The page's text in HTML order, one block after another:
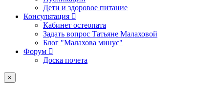
Дети и здоровое питание
Консультация
Кабинет остеопата
Задать вопрос Татьяне Малаховой
Блог "Малахова минус"
Форум
Доска почета
×